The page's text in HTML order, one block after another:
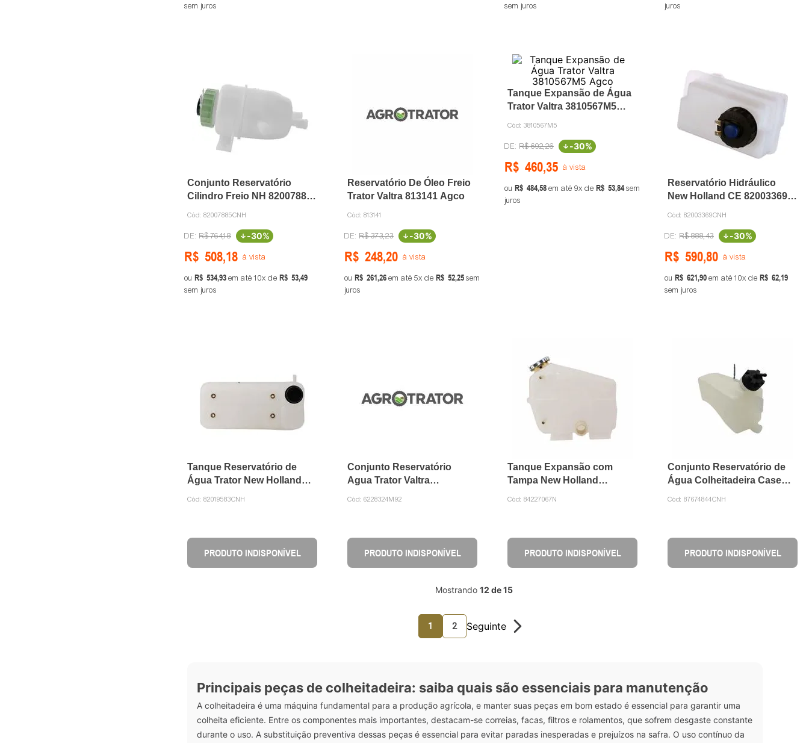
sem juros sem juros
juros
Conjunto Reservatório
Cilindro Freio NH 82007885
Cód: 82007885CNH
R$764,18 -30%
R$ 508,18 à vista
ou R$ 534,93em até10 de R$ 53,49
sem juros
Reservatório De Óleo Freio
Trator Valtra 813141 Agco
Cód: 813141
R$373,23 -30%
R$ 248,20 à vista
ou R$ 261,26em até 5 de R$ 52,25sem
juros
Tanque Expansão de Água
Trator Valtra 3810567M5
Cód: 3810567M5
R$692,26 -30%
R$ 460,35 à vista
ou R$ 484,58em até 9 de R$ 53,84sem
juros
Reservatório Hidráulico
New Holland CE 82003369
Cód: 82003369CNH
R$888,43 -30%
R$ 590,80 à vista
ou R$ 621,90em até10 de R$ 62,19
sem juros
Tanque Reservatório de
Água Trator New Holland
Cód: 82019583CNH
PRODUTO INDISPONÍVEL
Conjunto Reservatório
Agua Trator Valtra
Cód: 6228324M92
PRODUTO INDISPONÍVEL
Tanque Expansão com
Tampa New Holland
Cód: 84227067N
PRODUTO INDISPONÍVEL
Conjunto Reservatório de
Água Colheitadeira Case
Cód: 87674844CNH
PRODUTO INDISPONÍVEL
Mostrando 12 de 15
1 2
Principais peças de colheitadeira: saiba quais são essenciais para manutenção
A colheitadeira é uma máquina fundamental para a produção agrícola, e manter suas peças em bom estado é essencial para garantir uma
colheita eficiente. Entre os componentes mais importantes, destacam-se correias, facas, filtros e rolamentos, que sofrem desgaste constante
durante o uso. A substituição preventiva dessas peças é essencial para evitar paradas inesperadas e prejuízos na safra. O uso contínuo da